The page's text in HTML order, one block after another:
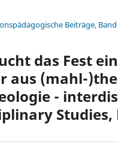
Beiträge, Band
das Fest
aus (mahl-
-
Studies,